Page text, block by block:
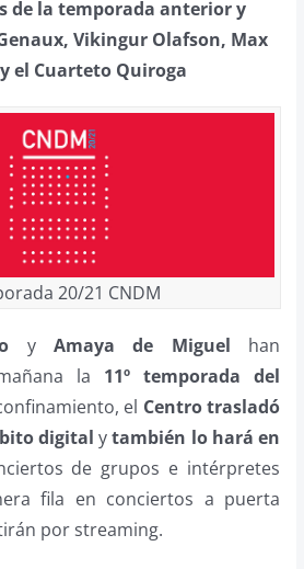
de la temporada anterior y
Vikingur Olafson, Max
el Cuarteto Quiroga
20/21 CNDM
y Amaya de Miguel han
la 11º temporada del
el Centro trasladó
digitalytambién lo hará en
de grupos e intérpretes
fila en conciertos a puerta
por streaming.